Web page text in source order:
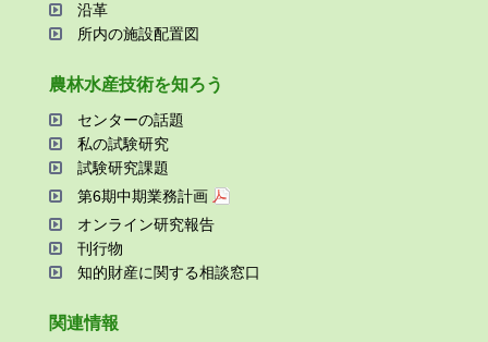
沿⾰
所内の施設配置図
農林⽔産技術を知ろう
センターの話題
私の試験研究
試験研究課題
第6期中期業務計画
オンライン研究報告
刊⾏物
知的財産に関する相談窓⼝
関連情報